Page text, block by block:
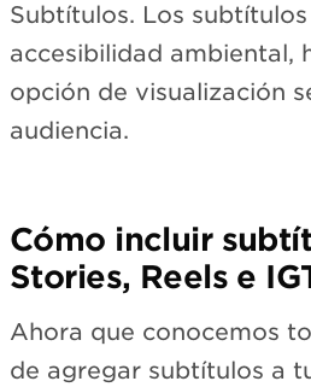
Subtítulos. Los
accesibilidad ambiental,
opción de visualización
audiencia.
Cómo incluir
Stories, Reels e
Ahora que conocemos
de agregar subtítulos a